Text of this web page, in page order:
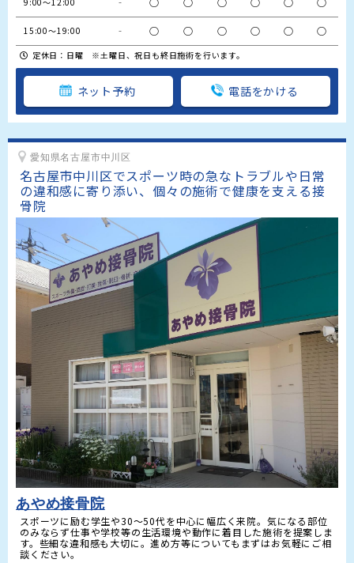
15:00～19:00 ‐ ○ ○ ○ ○ ○ ○
定休日：日曜 ※土曜日、祝日も終日施術を行います。
ネット予約 電話をかける
愛知県名古屋市中川区
名古屋市中川区でスポーツ時の急なトラブルや日常
の違和感に寄り添い、個々の施術で健康を支える接
骨院
あやめ接骨院
スポーツに励む学生や30〜50代を中心に幅広く来院。気になる部位
のみならず仕事や学校等の生活環境や動作に着目した施術を提案しま
す。些細な違和感も大切に。進め方等についてもまずはお気軽にご相
談ください。